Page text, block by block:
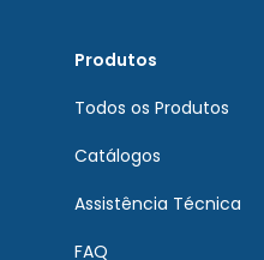
Produtos
Todos os Produtos
Catálogos
Assistência Técnica
FAQ